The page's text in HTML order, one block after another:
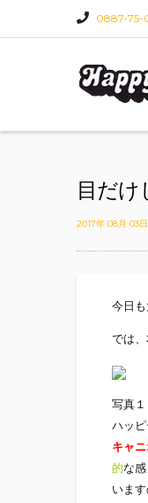
0887-75-
目だけ
2017年 08月 03日
今日も
では
写真
ハッ
キャ
的な
いま